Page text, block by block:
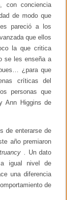
con conciencia
de modo que
pareció a los
que ellos
la que critica
se les enseña a
¿para que
críticas del
personas que
Ann Higgins de
de enterarse de
año premiaron
truancy
. Un dato
igual nivel de
una diferencia
de